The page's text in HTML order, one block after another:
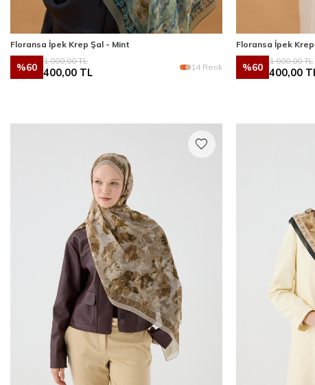
Floransa İpek Krep Şal - Mint
%60
1.000,00TL
400,00 TL 14 Renk
Floransa İpek
%60
1.000,00TL
400,00